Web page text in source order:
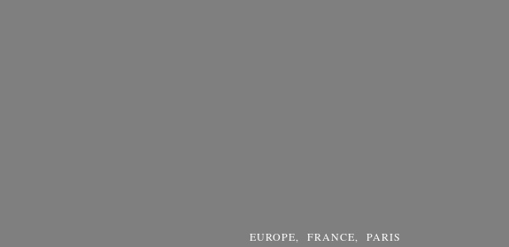
EUROPE FRANCE PARIS